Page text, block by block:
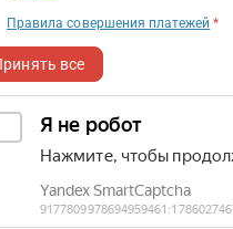
Правила совершения платежей *
все